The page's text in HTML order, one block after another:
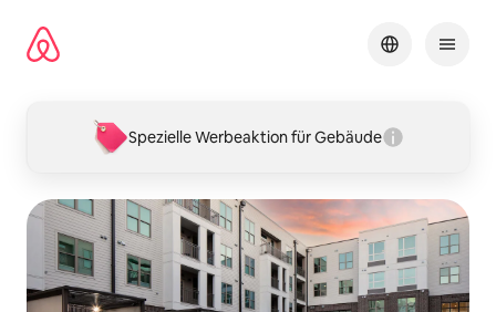
Inhalten
springen
Spezielle Werbeaktion für Gebäude